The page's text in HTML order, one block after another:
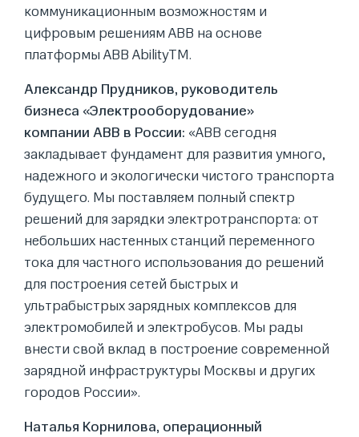
коммуникационным возможностям и
цифровым решениям ABB на основе
платформы ABB AbilityTM.
Александр Прудников, руководитель
бизнеса «Электрооборудование»
компании ABB в России: «ABB сегодня
закладывает фундамент для развития умного,
надежного и экологически чистого транспорта
будущего. Мы поставляем полный спектр
решений для зарядки электротранспорта: от
небольших настенных станций переменного
тока для частного использования до решений
для построения сетей быстрых и
ультрабыстрых зарядных комплексов для
электромобилей и электробусов. Мы рады
внести свой вклад в построение современной
зарядной инфраструктуры Москвы и других
городов России».
Наталья Корнилова, операционный